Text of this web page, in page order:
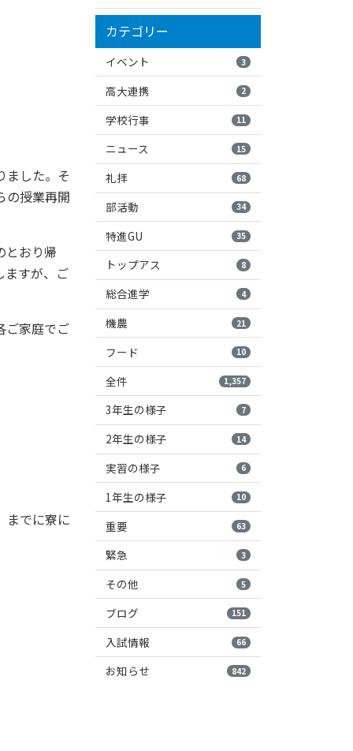
ました。そ
の授業再開
とおり帰
ますが、ご
ご家庭でご
までに寮に
カテゴリー
イベント 3
高大連携 2
学校行事 11
ニュース 15
礼拝 68
部活動 34
特進GU 35
トップアス 8
総合進学 4
機農 21
フード 10
全件 1,357
3年生の様子 7
2年生の様子 14
実習の様子 6
1年生の様子 10
重要 63
緊急 3
その他 5
ブログ 151
入試情報 66
お知らせ 842